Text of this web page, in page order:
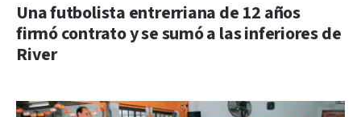
Una futbolista entrerriana de 12 años
firmó contrato y se sumó a las inferiores de
River